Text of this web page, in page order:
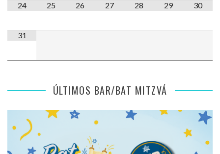
24 25 26 27 28 29 30
31
ÚLTIMOS BAR/BAT MITZVÁ